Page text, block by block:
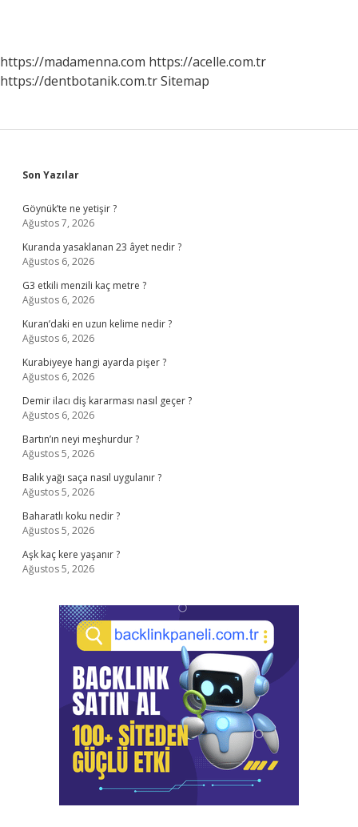
https://madamenna.com https://acelle.com.tr
https://dentbotanik.com.trSitemap
Sidebar
Son Yazılar
Göynük’te ne yetişir ?
Ağustos 7, 2026
Kuranda yasaklanan 23 âyet nedir ?
Ağustos 6, 2026
G3 etkili menzili kaç metre ?
Ağustos 6, 2026
Kuran’daki en uzun kelime nedir ?
Ağustos 6, 2026
Kurabiyeye hangi ayarda pişer ?
Ağustos 6, 2026
Demir ilacı diş kararması nasıl geçer ?
Ağustos 6, 2026
Bartın’ın neyi meşhurdur ?
Ağustos 5, 2026
Balık yağı saça nasıl uygulanır ?
Ağustos 5, 2026
Baharatlı koku nedir ?
Ağustos 5, 2026
Aşk kaç kere yaşanır ?
Ağustos 5, 2026